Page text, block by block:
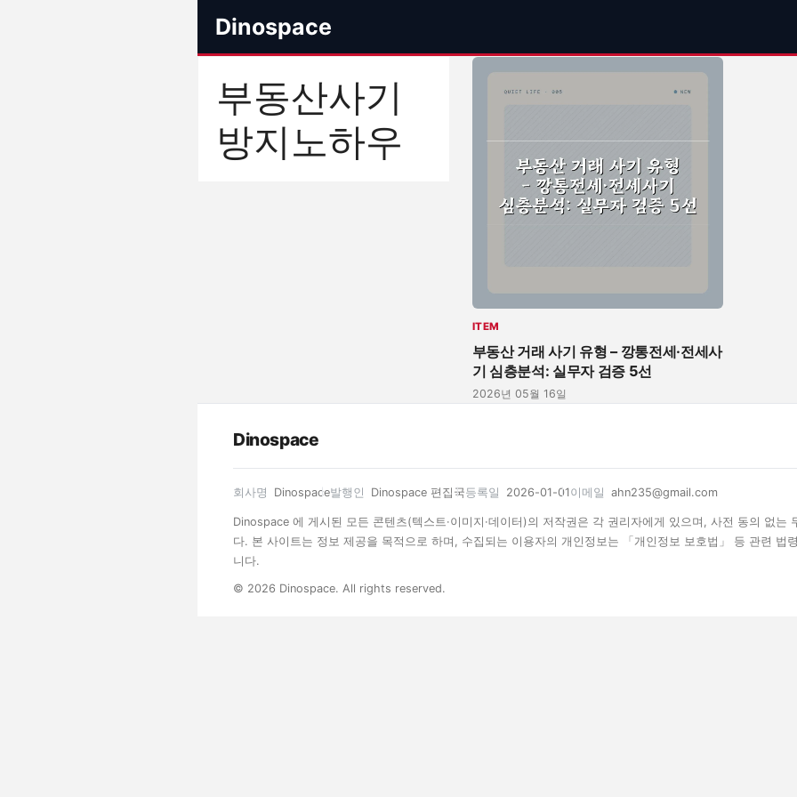
Dinospace
부동산사기
방지노하우
ITEM
부동산 거래 사기 유형 – 깡통전세·전세사
기 심층분석: 실무자 검증 5선
2026년 05월 16일
Dinospace
회사명 Dinospace발행인 Dinospace 편집국등록일 2026-01-01이메일 ahn235@gmail.com
Dinospace 에 게시된 모든 콘텐츠(텍스트·이미지·데이터)의 저작권은 각 권리자에게 있으며, 사전 동의 없는
다. 본 사이트는 정보 제공을 목적으로 하며, 수집되는 이용자의 개인정보는 「개인정보 보호법」 등 관련 법
니다.
© 2026 Dinospace. All rights reserved.